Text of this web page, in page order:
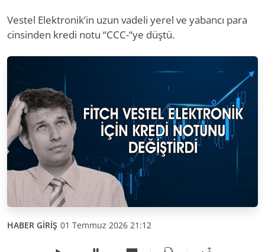
Vestel Elektronik’in uzun vadeli yerel ve yabancı para
cinsinden kredi notu “CCC-“ye düştü.
HABER GİRİŞ 01 Temmuz 2026 21:12